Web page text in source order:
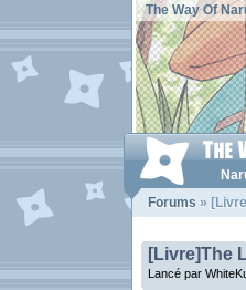
The Way Of
Forums »
[Livre]The
Lancé par